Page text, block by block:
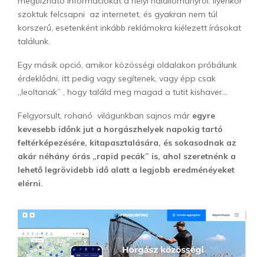
szoktuk felcsapni az internetet, és gyakran nem túl
korszerű, esetenként inkább reklámokra kiélezett írásokat
találunk.
Egy másik opció, amikor közösségi oldalakon próbálunk
érdeklődni, itt pedig vagy segítenek, vagy épp csak
„leoltanak” , hogy találd meg magad a tutit kishaver…
Felgyorsult, rohanó világunkban sajnos már egyre
kevesebb időnk jut a horgászhelyek napokig tartó
feltérképezésére, kitapasztalására, és sokasodnak az
akár néhány órás „rapid pecák” is, ahol szeretnénk a
lehető legrövidebb idő alatt a legjobb eredménéyeket
elérni.